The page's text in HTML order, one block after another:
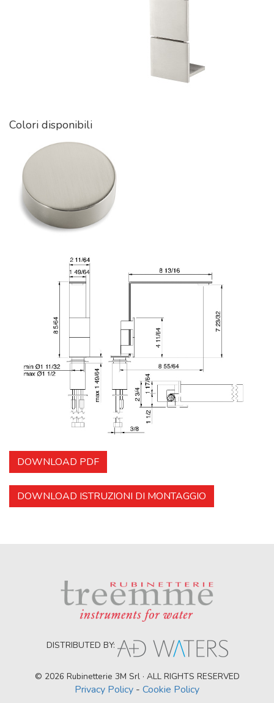
Colori disponibili
DOWNLOAD PDF
DOWNLOAD ISTRUZIONI DI MONTAGGIO
DISTRIBUTED BY:
© 2026 Rubinetterie 3M Srl · ALL RIGHTS RESERVED
Privacy Policy - Cookie Policy